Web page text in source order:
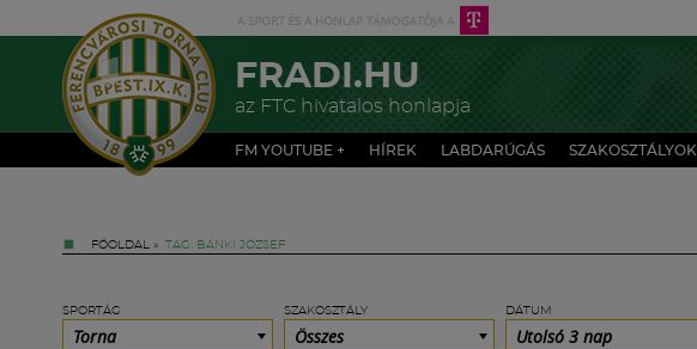
FRADI.HU
az FTC hivatalos honlapja
FM YOUTUBE + HÍREK LABDARÚGÁS SZAKOSZTÁLYOK
FŐOLDAL » TAG: BÁNKI JÓZSEF
SPORTÁG
Torna
SZAKOSZTÁLY
Összes
DÁTUM
Utolsó 3 nap